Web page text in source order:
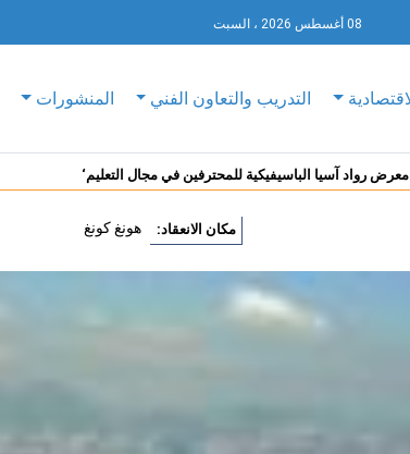
08 أغسطس 2026 ، السبت
التدريب والتعاون الفني المنشورات
رواد آسيا الباسيفيكية للمحترفين في مجال التعليم‘
مكان الانعقاد: هونغ كونغ